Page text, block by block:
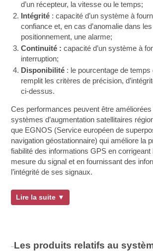
d’un récepteur, la vitesse ou le temps;
Intégrité : capacité d’un système à
confiance et, en cas d’anomalie dans
positionnement, une alarme;
Continuité :capacité d’un système à
interruption;
Disponibilité : le pourcentage de temps
remplit les critères de précision,
ci-dessus.
Ces performances peuvent être améliorées
systèmes d’augmentation satellitaires
que EGNOS (Service européen de
navigation géostationnaire) qui améliore la
fiabilité des informations GPS en
mesure du signal et en fournissant des
l’intégrité de ses signaux.
Lire la suite ▼
Les produits relatifs au